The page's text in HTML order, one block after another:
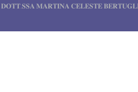
𝐃𝐎𝐓𝐓.𝐒𝐒𝐀 𝐌𝐀𝐑𝐓𝐈𝐍𝐀 𝐂𝐄𝐋𝐄𝐒𝐓𝐄